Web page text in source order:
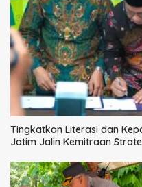
Tingkatkan Literasi dan
Jatim Jalin Kemitraan